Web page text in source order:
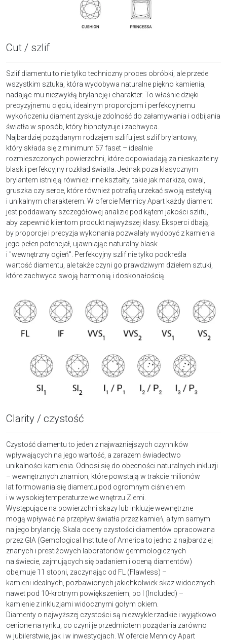
Cut / szlif
Szlif diamentu to nie tylko techniczny proces obróbki, ale przede
wszystkim sztuka, która wydobywa naturalne piękno kamienia,
nadając mu niezwykłą brylancję i charakter. To właśnie dzięki
precyzyjnemu cięciu, idealnym proporcjom i perfekcyjnemu
wykończeniu diament zyskuje zdolność do załamywania i odbijania
światła w sposób, który hipnotyzuje i zachwyca.
Najbardziej pożądanym rodzajem szlifu jest szlif brylantowy,
który składa się z minimum 57 faset – idealnie
rozmieszczonych powierzchni, które odpowiadają za nieskazitelny
blask i perfekcyjny rozkład światła. Jednak poza klasycznym
brylantem istnieją również inne kształty, takie jak markiza, owal,
gruszka czy serce, które również potrafią urzekać swoją estetyką
i unikalnym charakterem. W ofercie Mennicy Apart każdy diament
jest poddawany szczegółowej analizie pod kątem jakości szlifu,
aby zapewnić klientom produkt najwyższej klasy. Eksperci dbają,
by proporcje i precyzja wykonania pozwalały wydobyć z kamienia
jego pełen potencjał, ujawniając naturalny blask
i "wewnętrzny ogień". Perfekcyjny szlif nie tylko podkreśla
wartość diamentu, ale także czyni go prawdziwym dziełem sztuki,
które zachwyca swoją harmonią i doskonałością.
Clarity / czystość
Czystość diamentu to jeden z najważniejszych czynników
wpływających na jego wartość, a zarazem świadectwo
unikalności kamienia. Odnosi się do obecności naturalnych inkluzji
– wewnętrznych znamion, które powstają w trakcie milionów
lat formowania się diamentu pod ogromnym ciśnieniem
i w wysokiej temperaturze we wnętrzu Ziemi.
Występujące na powierzchni skazy lub inkluzje wewnętrzne
mogą wpływać na przepływ światła przez kamień, a tym samym
na jego brylancję. Skala oceny czystości diamentów opracowana
przez GIA (Gemological Institute of America to jedno z najbardziej
znanych i prestiżowych laboratoriów gemmologicznych
na świecie, zajmujących się badaniem i oceną diamentów)
obejmuje 11 stopni, zaczynając od FL (Flawless) –
kamieni idealnych, pozbawionych jakichkolwiek skaz widocznych
nawet pod 10-krotnym powiększeniem, po I (Included) –
kamienie z inkluzjami widocznymi gołym okiem.
Diamenty o najwyższej czystości są niezwykle rzadkie i wyjątkowo
cenione na rynku, co czyni je przedmiotem pożądania zarówno
w jubilerstwie, jak i w inwestycjach. W ofercie Mennicy Apart